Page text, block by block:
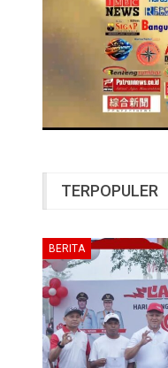
TERPOPULER
BERITA